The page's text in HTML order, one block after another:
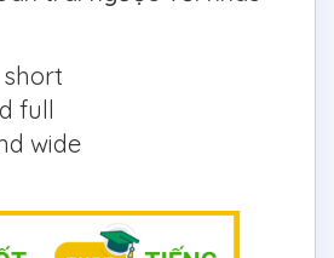
full
wide